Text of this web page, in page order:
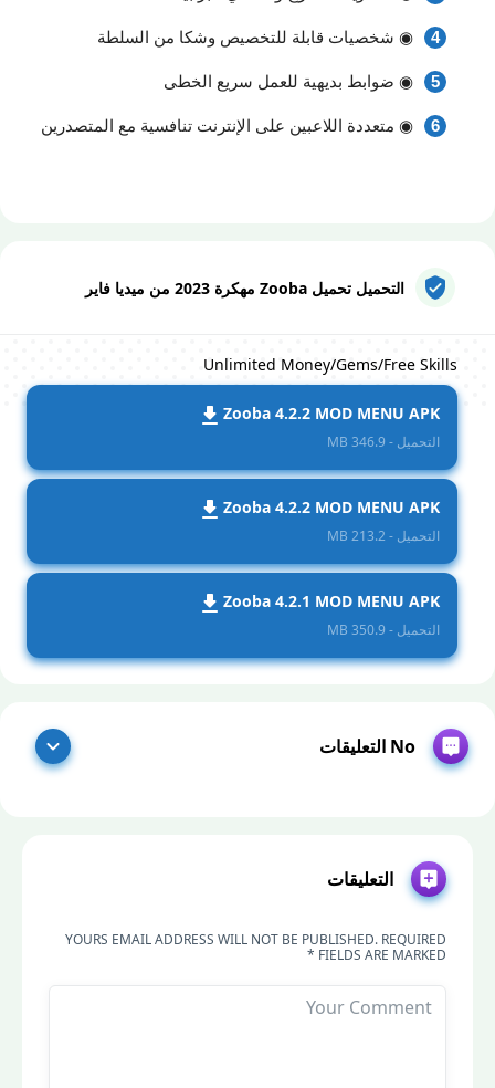
◉ شخصيات قابلة للتخصيص وشكا من السلطة
◉ ضوابط بديهية للعمل سريع الخطى
◉ متعددة اللاعبين على الإنترنت تنافسية مع المتصدرين
التحميل تحميل Zooba مهكرة 2023 من ميديا فاير
Unlimited Money/Gems/Free Skills
Zooba 4.2.2 MOD MENU APK
التحميل - 346.9 MB
Zooba 4.2.2 MOD MENU APK
التحميل - 213.2 MB
Zooba 4.2.1 MOD MENU APK
التحميل - 350.9 MB
No التعليقات
التعليقات
YOURS EMAIL ADDRESS WILL NOT BE PUBLISHED. REQUIRED
FIELDS ARE MARKED *